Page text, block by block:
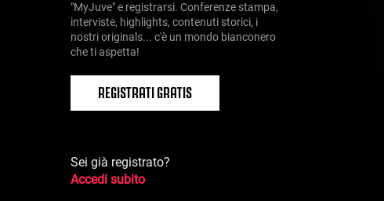
"MyJuve" e registrarsi. Conferenze stampa,
interviste, highlights, contenuti storici, i
nostri originals... c'è un mondo bianconero
che ti aspetta!
REGISTRATI GRATIS
Sei già registrato?
Accedi subito